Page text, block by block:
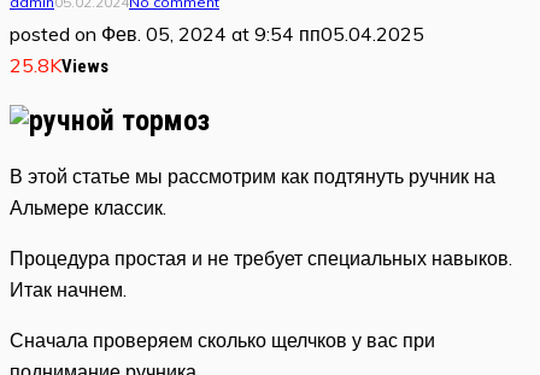
posted on Фев. 05, 2024 at 9:54 пп05.04.2025
25.8KViews
В этой статье мы рассмотрим как подтянуть ручник на
Альмере классик.
Процедура простая и не требует специальных навыков.
Итак начнем.
Сначала проверяем сколько щелчков у вас при